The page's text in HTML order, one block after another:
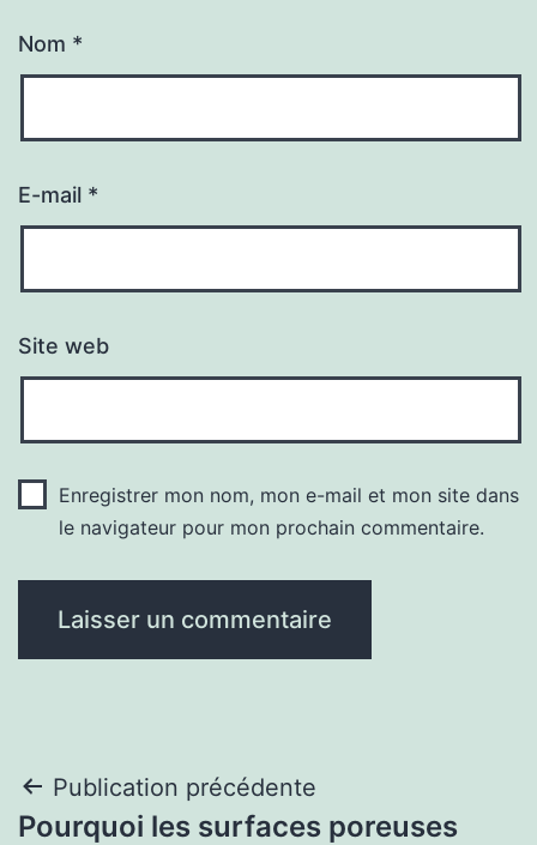
Nom *
E-mail *
Site web
Enregistrer mon nom, mon e-mail et mon site dans
le navigateur pour mon prochain commentaire.
Navigation
Publication précédente
Pourquoi les surfaces poreuses